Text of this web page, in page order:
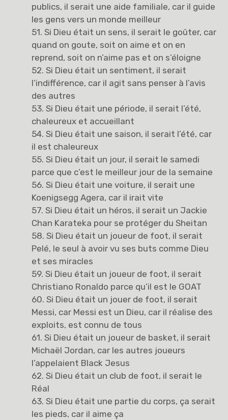
publics, il serait une aide familiale, car il guide
les gens vers un monde meilleur
51. Si Dieu était un sens, il serait le goûter, car
quand on goute, soit on aime et on en
reprend, soit on n’aime pas et on s’éloigne
52. Si Dieu était un sentiment, il serait
l’indifférence, car il agit sans penser à l’avis
des autres
53. Si Dieu était une période, il serait l’été,
chaleureux et accueillant
54. Si Dieu était une saison, il serait l’été, car
il est chaleureux
55. Si Dieu était un jour, il serait le samedi
parce que c’est le meilleur jour de la semaine
56. Si Dieu était une voiture, il serait une
Koenigsegg Agera, car il irait vite
57. Si Dieu était un héros, il serait un Jackie
Chan Karateka pour se protéger du Sheitan
58. Si Dieu était un joueur de foot, il serait
Pelé, le seul à avoir vu ses buts comme Dieu
et ses miracles
59. Si Dieu était un joueur de foot, il serait
Christiano Ronaldo parce qu’il est le GOAT
60. Si Dieu était un jouer de foot, il serait
Messi, car Messi est un Dieu, car il réalise des
exploits, est connu de tous
61. Si Dieu était un joueur de basket, il serait
Michaël Jordan, car les autres joueurs
l’appelaient Black Jesus
62. Si Dieu était un club de foot, il serait le
Réal
63. Si Dieu était une partie du corps, ça serait
les pieds, car il aime ça